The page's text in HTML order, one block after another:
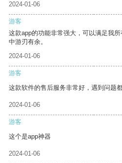
2024-01-06
游客
这款app的功能非常强大，可以满足我
中游刃有余。
2024-01-06
游客
这款软件的售后服务非常好，遇到问题
2024-01-06
游客
这个是app神器
2024-01-06